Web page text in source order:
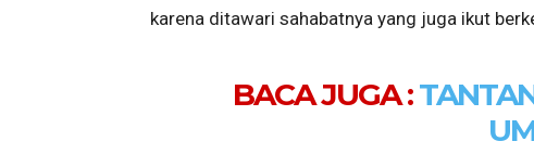
karena ditawari sahabatnya yang juga ikut
BACA JUGA :